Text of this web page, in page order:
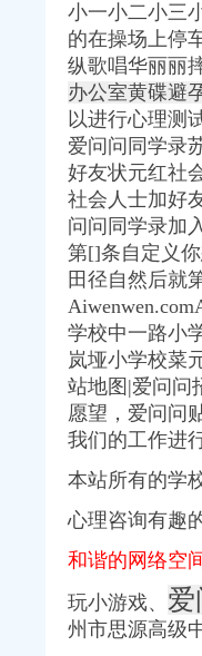
挂-房天下土地网
龙桥片区开发建设指
地图
话,渝中区化龙桥地税
程办事结果-重庆市
览
挂-房天下土地网
旁-渝中区价格_地址
桥_新浪新闻
庆金秋机电科技
网nipic.com
龙桥片区开发建设指
地图
找到包夜_在线观
群众示威-群众呼声-麻
土地网
小一小二小三
的在操场上停
纵歌唱华丽丽
办公室黄碟避
以进行心理测
爱问问同学录
好友状元红社
社会人士加好
问问同学录加
第[]条自定义
田径自然后就
学校中一路小
岚垭小学校菜
站地图|爱问问
愿望，爱问问
我们的工作进
本站所有的学
心理咨询有趣
和谐的网络空
玩小游戏、 爱
州市思源高级